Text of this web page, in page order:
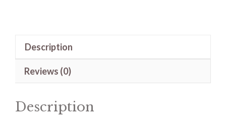
Description
Reviews (0)
Description